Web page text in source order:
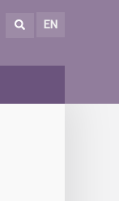
EN